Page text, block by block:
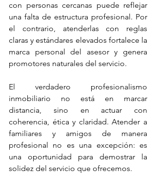
con personas cercanas puede reflejar
una falta de estructura profesional. Por
el contrario, atenderlas con reglas
claras y estándares elevados fortalece la
marca personal del asesor y genera
promotores naturales del servicio.
El verdadero profesionalismo
inmobiliario no está en marcar
distancia, sino en actuar con
coherencia, ética y claridad. Atender a
familiares y amigos de manera
profesional no es una excepción: es
una oportunidad para demostrar la
solidez del servicio que ofrecemos.